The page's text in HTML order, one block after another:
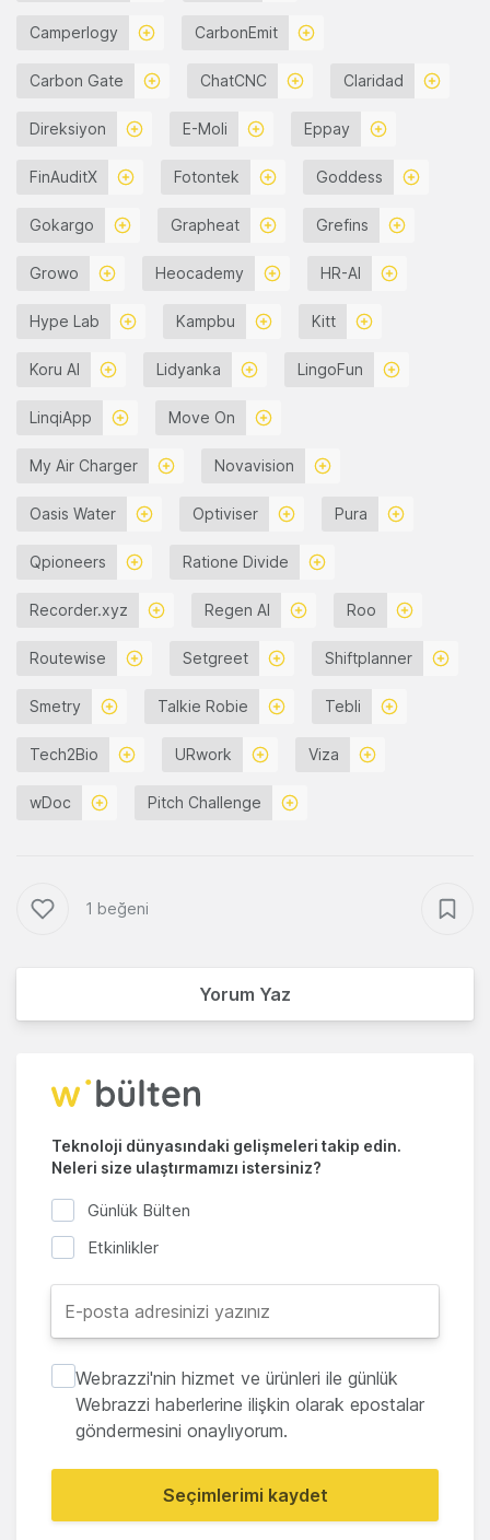
Camperlogy CarbonEmit
Carbon Gate ChatCNC Claridad
Direksiyon E-Moli Eppay
FinAuditX Fotontek Goddess
Gokargo Grapheat Grefins
Growo Heocademy HR-AI
Hype Lab Kampbu Kitt
Koru AI Lidyanka LingoFun
LinqiApp Move On
My Air Charger Novavision
Oasis Water Optiviser Pura
Qpioneers Ratione Divide
Recorder.xyz Regen AI Roo
Routewise Setgreet Shiftplanner
Smetry Talkie Robie Tebli
Tech2Bio URwork Viza
wDoc Pitch Challenge
1 beğeni
Yorum Yaz
Teknoloji dünyasındaki gelişmeleri takip edin.
Neleri size ulaştırmamızı istersiniz?
Günlük Bülten
Etkinlikler
Webrazzi'nin hizmet ve ürünleri ile günlük
Webrazzi haberlerine ilişkin olarak epostalar
göndermesini onaylıyorum.
Seçimlerimi kaydet